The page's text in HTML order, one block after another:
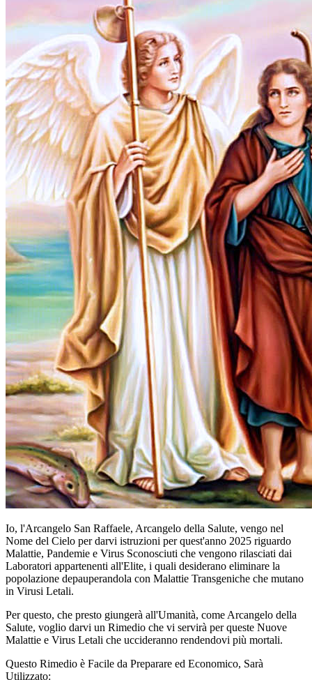
Io, l'Arcangelo San Raffaele, Arcangelo della Salute, vengo nel
Nome del Cielo per darvi istruzioni per quest'anno 2025 riguardo
Malattie, Pandemie e Virus Sconosciuti che vengono rilasciati dai
Laboratori appartenenti all'Elite, i quali desiderano eliminare la
popolazione depauperandola con Malattie Transgeniche che mutano
in Virusi Letali.
Per questo, che presto giungerà all'Umanità, come Arcangelo della
Salute, voglio darvi un Rimedio che vi servirà per queste Nuove
Malattie e Virus Letali che uccideranno rendendovi più mortali.
Questo Rimedio è Facile da Preparare ed Economico, Sarà
Utilizzato: